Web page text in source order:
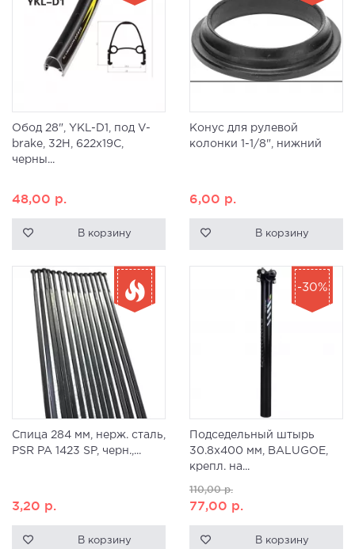
Обод 28", YKL-D1, под V-
brake, 32H, 622x19С,
черны...
48,00 р.
В корзину
Конус для рулевой
колонки 1-1/8", нижний
6,00 р.
В корзину
Спица 284 мм, нерж. сталь,
PSR PA 1423 SP, черн.,...
3,20 р.
В корзину
Подседельный штырь
30.8х400 мм, BALUGOE,
крепл. на...
110,00р.
77,00 р.
В корзину
-30%